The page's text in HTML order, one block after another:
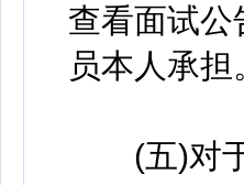
查看面试公
员本人承担
(五)对于